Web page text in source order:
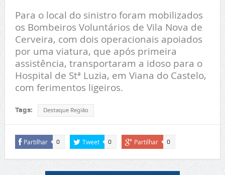
Para o local do sinistro foram mobilizados
os Bombeiros Voluntários de Vila Nova de
Cerveira, com dois operacionais apoiados
por uma viatura, que após primeira
assistência, transportaram a idoso para o
Hospital de Stª Luzia, em Viana do Castelo,
com ferimentos ligeiros.
Tags: Destaque Região
Partilhar 0 Tweet 0 Partilhar 0